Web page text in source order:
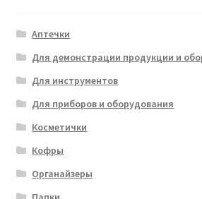
Аптечки
Для демонстрации продукции и
Для инструментов
Для приборов и оборудования
Косметички
Кофры
Органайзеры